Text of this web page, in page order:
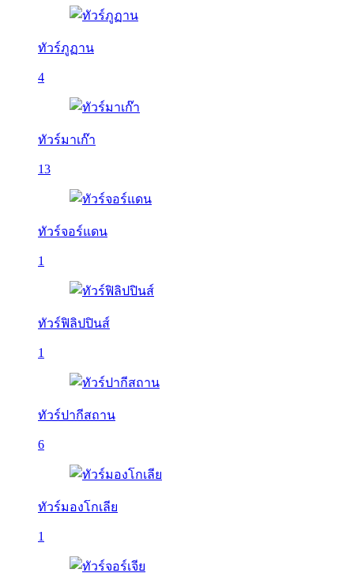
ทัวร์ภูฏาน
4
ทัวร์มาเก๊า
13
ทัวร์จอร์แดน
1
ทัวร์ฟิลิปปินส์
1
ทัวร์ปากีสถาน
6
ทัวร์มองโกเลีย
1